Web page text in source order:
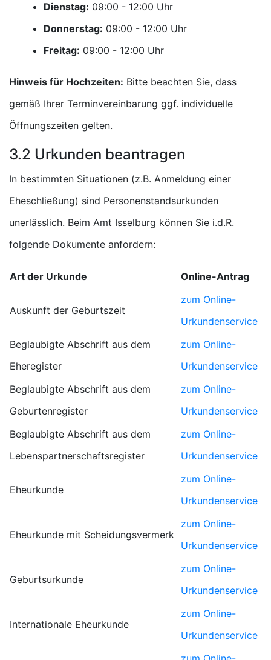
Dienstag:
Uhr
Donnerstag:
Uhr
Freitag:
Uhr
Hinweis für Hochzeiten: Bitte beachten Sie, dass
gemäß Ihrer Terminvereinbarung ggf. individuelle
Öffnungszeiten gelten.
3.2 Urkunden beantragen
In bestimmten Situationen (z.B. Anmeldung einer
Eheschließung) sind Personenstandsurkunden
unerlässlich. Beim Amt Isselburg können Sie i.d.R.
folgende Dokumente anfordern:
Art der Urkunde Online-Antrag
Auskunft der Geburtszeit
zum Online-
Urkundenservice
Beglaubigte Abschrift aus dem
Eheregister
zum Online-
Urkundenservice
Beglaubigte Abschrift aus dem
Geburtenregister
zum Online-
Urkundenservice
Beglaubigte Abschrift aus dem
Lebenspartnerschaftsregister
zum Online-
Urkundenservice
Eheurkunde
zum Online-
Urkundenservice
Eheurkunde mit Scheidungsvermerk
zum Online-
Urkundenservice
Geburtsurkunde
zum Online-
Urkundenservice
Internationale Eheurkunde
zum Online-
Urkundenservice